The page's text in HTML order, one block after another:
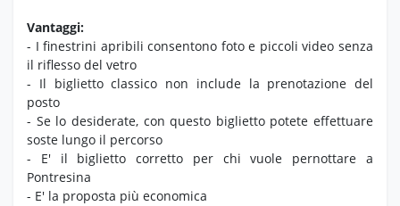
Vantaggi:
- I finestrini apribili consentono foto e piccoli video senza
il riflesso del vetro
- Il biglietto classico non include la prenotazione del
posto
- Se lo desiderate, con questo biglietto potete effettuare
soste lungo il percorso
- E' il biglietto corretto per chi vuole pernottare a
Pontresina
- E' la proposta più economica